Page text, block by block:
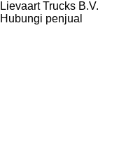
Lievaart Trucks B.V.
Hubungi penjual